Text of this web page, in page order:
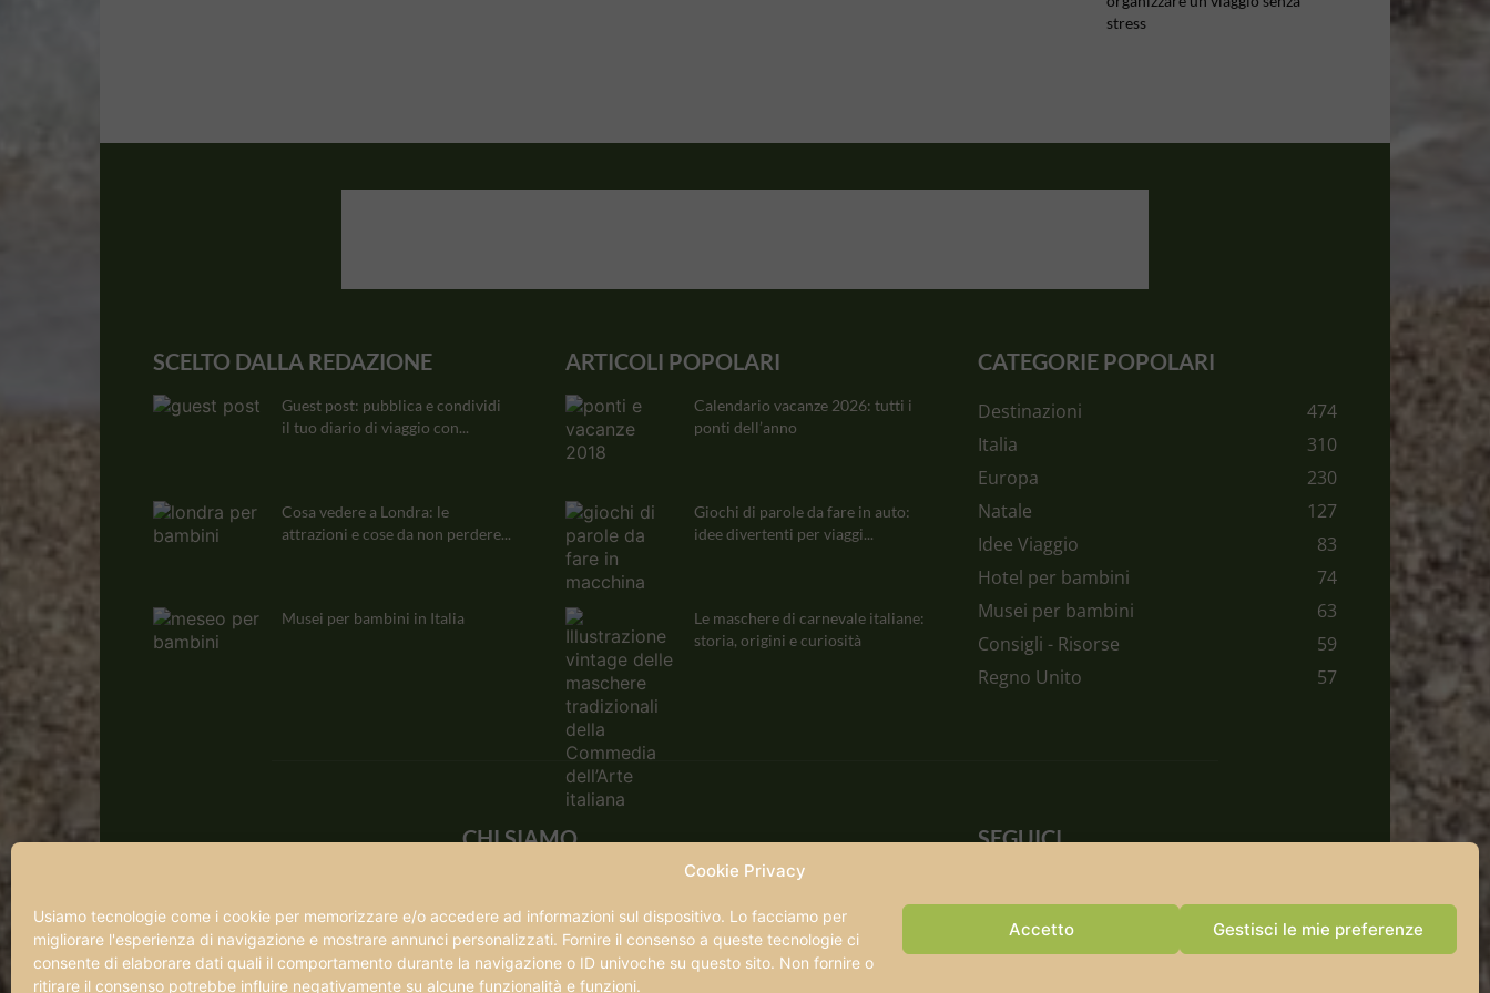
Cookie Privacy
Usiamo tecnologie come i cookie per memorizzare e/o accedere ad informazioni sul dispositivo. Lo facciamo per
migliorare l'esperienza di navigazione e mostrare annunci personalizzati. Fornire il consenso a queste tecnologie ci
consente di elaborare dati quali il comportamento durante la navigazione o ID univoche su questo sito. Non fornire o
ritirare il consenso potrebbe influire negativamente su alcune funzionalità e funzioni.
Accetto Gestisci le mie preferenze
stress
SCELTO DALLA REDAZIONE
Guest post: pubblica e condividi
il tuo diario di viaggio con...
Cosa vedere a Londra: le
attrazioni e cose da non perdere...
Musei per bambini in Italia
ARTICOLI POPOLARI
Calendario vacanze 2026: tutti i
ponti dell’anno
Giochi di parole da fare in auto:
idee divertenti per viaggi...
Le maschere di carnevale italiane:
storia, origini e curiosità
CATEGORIE POPOLARI
Destinazioni
474
Italia
310
Europa
230
Natale
127
Idee Viaggio
83
Hotel per bambini
74
Musei per bambini
63
Consigli - Risorse
59
Regno Unito
57
CHI SIAMO
Quantomanca nasce oltre vent'anni fa e cresce insieme
ama il viaggio lento: famiglie, coppie, viaggiatori che
preferiscono capire un posto piuttosto che
consumarlo.
SEGUICI